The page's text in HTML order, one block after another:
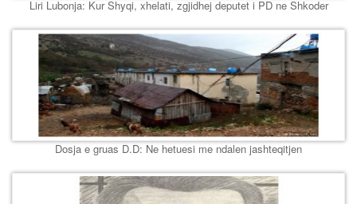
Liri Lubonja: Kur Shyqi, xhelati, zgjidhej deputet i PD ne Shkoder
Dosja e gruas D.D: Ne hetuesi me ndalen jashteqitjen